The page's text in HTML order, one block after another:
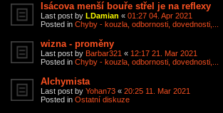
Isácova menší bouře střel je na reflexy
Last post by LDamian « 01:27 04. Apr 2021
Posted in Chyby - kouzla, odbornosti, dovednosti,...
wizna - proměny
Last post by Barbar321 « 12:17 21. Mar 2021
Posted in Chyby - kouzla, odbornosti, dovednosti,...
Alchymista
Last post by Yohan73 « 20:25 11. Mar 2021
Posted in Ostatní diskuze